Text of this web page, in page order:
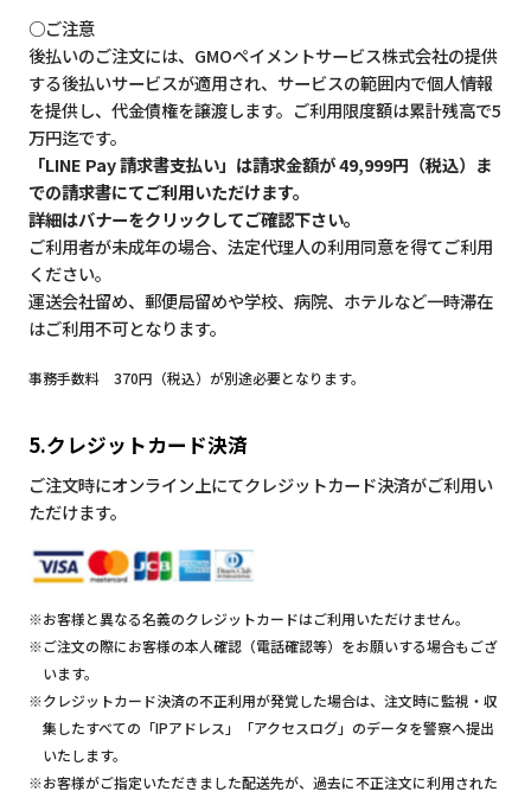
○ご注意
後払いのご注文には、GMOペイメントサービス株式会社の提供
する後払いサービスが適用され、サービスの範囲内で個人情報
を提供し、代金債権を譲渡します。ご利用限度額は累計残高で5
万円迄です。
「LINE Pay 請求書支払い」は請求金額が 49,999円（税込）ま
での請求書にてご利用いただけます。
詳細はバナーをクリックしてご確認下さい。
ご利用者が未成年の場合、法定代理人の利用同意を得てご利用
ください。
運送会社留め、郵便局留めや学校、病院、ホテルなど一時滞在
はご利用不可となります。
事務手数料 370円（税込）が別途必要となります。
5.クレジットカード決済
ご注文時にオンライン上にてクレジットカード決済がご利用い
ただけます。
※お客様と異なる名義のクレジットカードはご利用いただけません。
※ご注文の際にお客様の本人確認（電話確認等）をお願いする場合もござ
います。
※クレジットカード決済の不正利用が発覚した場合は、注文時に監視・収
集したすべての「IPアドレス」「アクセスログ」のデータを警察へ提出
いたします。
※お客様がご指定いただきました配送先が、過去に不正注文に利用された